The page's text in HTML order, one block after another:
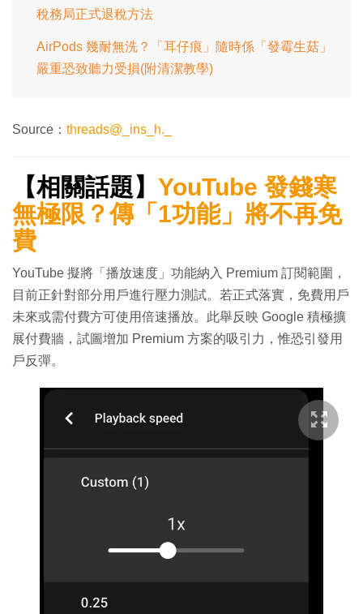
稅務局正式退稅方法
AirPods 幾耐無洗？「耳仔痕」隨時係「發霉生菇」
嚴重恐致聽力受損(附清潔教學)
Source： threads@_ins_h._
【相關話題】 YouTube 發錢寒
無極限？傳「1功能」將不再免
費
YouTube 擬將「播放速度」功能納入 Premium 訂閱範圍，
目前正針對部分用戶進行壓力測試。若正式落實，免費用戶
未來或需付費方可使用倍速播放。此舉反映 Google 積極擴
展付費牆，試圖增加 Premium 方案的吸引力，惟恐引發用
戶反彈。